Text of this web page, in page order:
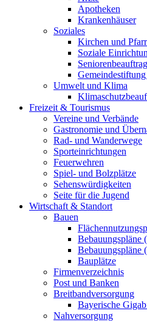
Apotheken
Krankenhäuser
Soziales
Kirchen und
Soziale
Umwelt und Klima
Freizeit & Tourismus
Vereine und Verbände
Gastronomie und
Rad- und Wanderwege
Sporteinrichtungen
Feuerwehren
Spiel- und Bolzplätze
Sehenswürdigkeiten
Seite für die Jugend
Wirtschaft & Standort
Bauen
Bebauungspläne
Bebauungspläne
Bauplätze
Firmenverzeichnis
Post und Banken
Breitbandversorgung
Bayerische
Nahversorgung